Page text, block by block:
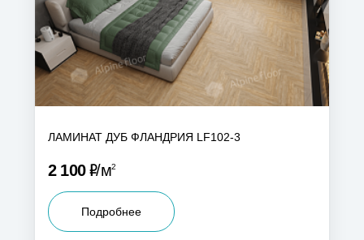
ЛАМИНАТ ДУБ ФЛАНДРИЯ LF102-3
2 100Р м2
Подробнее